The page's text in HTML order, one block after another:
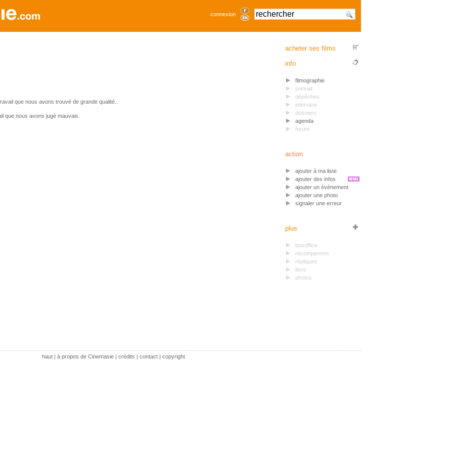
connexion
que nous avons trouvé de grande qualité..
que nous avons jugé mauvais.
acheter ses films
info
filmographie
portrait
dépêches
interview
dossiers
agenda
forum
action
ajouter à ma liste
ajouter des infos
ajouter un événement
ajouter une photo
signaler une erreur
plus
boxoffice
récompenses
répliques
liens
photos
haut| à propos de Cinemasie| crédits | contact| copyright